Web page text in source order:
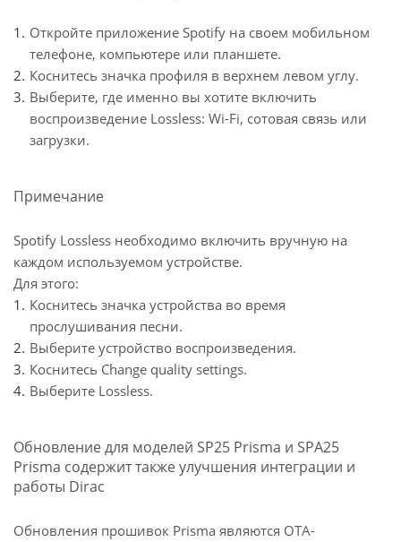
Откройте приложение Spotify на своем мобильном
телефоне, компьютере или планшете.
Коснитесь значка профиля в верхнем левом углу.
Выберите, где именно вы хотите включить
воспроизведение Lossless: Wi-Fi, сотовая связь или
загрузки.
Примечание
Spotify Lossless необходимо включить вручную на
каждом используемом устройстве.
Для этого:
Коснитесь значка устройства во время
прослушивания песни.
Выберите устройство воспроизведения.
Коснитесь Change quality settings.
Выберите Lossless.
Обновление для моделей SP25 Prisma и SPA25
Prisma содержит также улучшения интеграции и
работы Dirac
Обновления прошивок Prisma являются OTA-